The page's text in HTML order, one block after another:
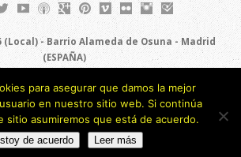
- Barrio Alameda de Osuna - Madrid
(ESPAÑA)
Copyright © 2026
para asegurar que damos la mejor
en nuestro sitio web. Si continúa
sitio asumiremos que está de acuerdo.
de acuerdo Leer más